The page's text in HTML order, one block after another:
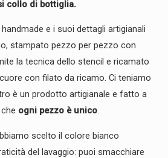
collo di bottiglia.
e i suoi dettagli artigianali
stampato pezzo per pezzo con
la tecnica dello stencil e ricamato
con filato da ricamo. Ci teniamo
è un prodotto artigianale e fatto a
ogni pezzo è unico.
scelto il colore bianco
del lavaggio: puoi smacchiare